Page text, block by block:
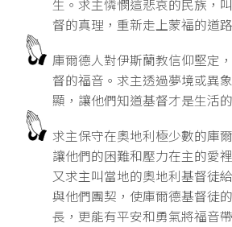
生。求主憐憫這悲哀的民族，
督的真理，重新走上蒙福的道路
庫爾德人對伊斯蘭教信仰堅定
督的福音。求主透過夢境或異
顯，讓他們知道基督才是生活
求主保守在奧地利極少數的庫
讓他們的困難和壓力在主的愛
又求主叫當地的奧地利基督徒
與他們團契，使庫爾德基督徒
長，更能有平安和勇氣將福音